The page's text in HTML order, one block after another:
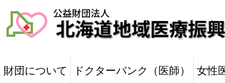
財団について ドクターバンク（医師） 女性